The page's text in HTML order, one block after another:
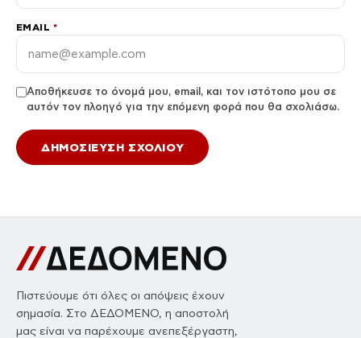
EMAIL *
Αποθήκευσε το όνομά μου, email, και τον ιστότοπο μου σε
αυτόν τον πλοηγό για την επόμενη φορά που θα σχολιάσω.
Πιστεύουμε ότι όλες οι απόψεις έχουν
σημασία. Στο ΔΕΔΟΜΕΝΟ, η αποστολή
μας είναι να παρέχουμε ανεπεξέργαστη,